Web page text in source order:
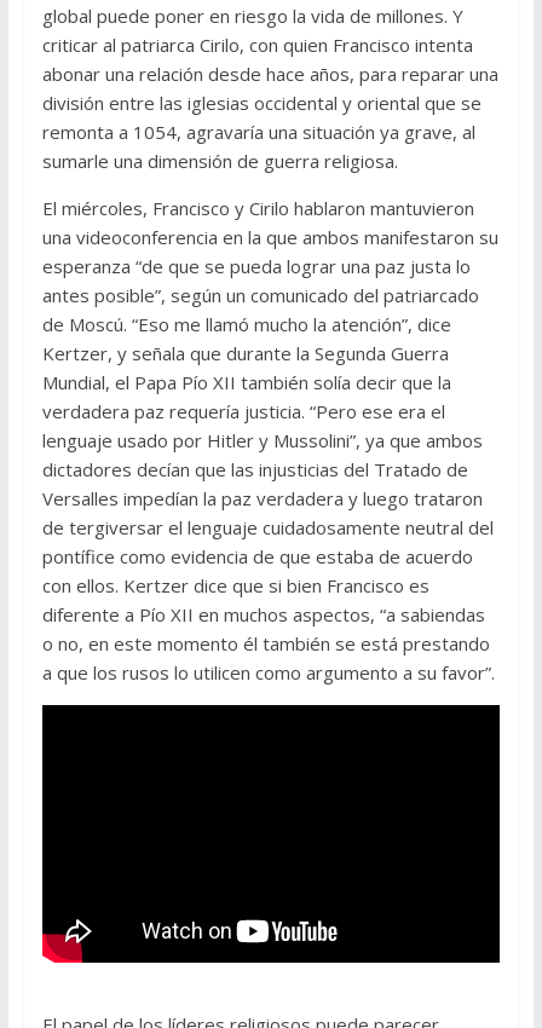
global puede poner en riesgo la vida de millones. Y
criticar al patriarca Cirilo, con quien Francisco intenta
abonar una relación desde hace años, para reparar una
división entre las iglesias occidental y oriental que se
remonta a 1054, agravaría una situación ya grave, al
sumarle una dimensión de guerra religiosa.
El miércoles, Francisco y Cirilo hablaron mantuvieron
una videoconferencia en la que ambos manifestaron su
esperanza “de que se pueda lograr una paz justa lo
antes posible”, según un comunicado del patriarcado
de Moscú. “Eso me llamó mucho la atención”, dice
Kertzer, y señala que durante la Segunda Guerra
Mundial, el Papa Pío XII también solía decir que la
verdadera paz requería justicia. “Pero ese era el
lenguaje usado por Hitler y Mussolini”, ya que ambos
dictadores decían que las injusticias del Tratado de
Versalles impedían la paz verdadera y luego trataron
de tergiversar el lenguaje cuidadosamente neutral del
pontífice como evidencia de que estaba de acuerdo
con ellos. Kertzer dice que si bien Francisco es
diferente a Pío XII en muchos aspectos, “a sabiendas
o no, en este momento él también se está prestando
a que los rusos lo utilicen como argumento a su favor”.